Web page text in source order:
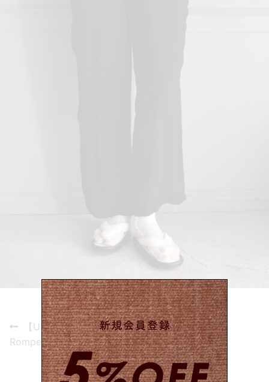
投
稿
Previous
post:
【USED&VINTAGE】
Rompers / Black #8541